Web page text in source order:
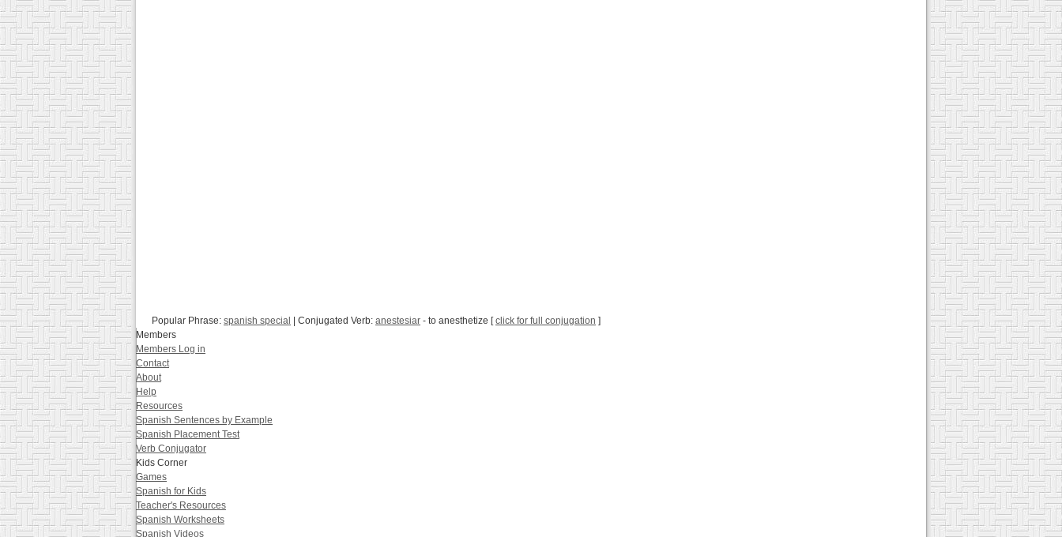
Popular Phrase: spanish special | Conjugated Verb: anestesiar - to anesthetize [click for full conjugation ]
Members
Members Log in
Contact
About
Help
Resources
Spanish Sentences by Example
Spanish Placement Test
Verb Conjugator
Kids Corner
Games
Spanish for Kids
Teacher's Resources
Spanish Worksheets
Spanish Videos